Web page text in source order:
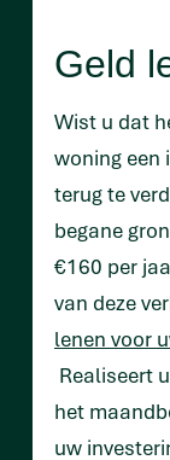
Geld
Wist u dat
woning een
terug te
begane
€160 per
van deze
lenen voor
Realiseert
het
uw